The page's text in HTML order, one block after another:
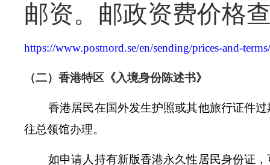
邮资。邮政资费价格
https://www.postnord.se/en/sending/prices-and-
（二）香港特区《入境身份陈述书》
香港居民在国外发生护照或其他旅行证件过
往总领馆办理。
如申请人持有新版香港永久性居民身份证，